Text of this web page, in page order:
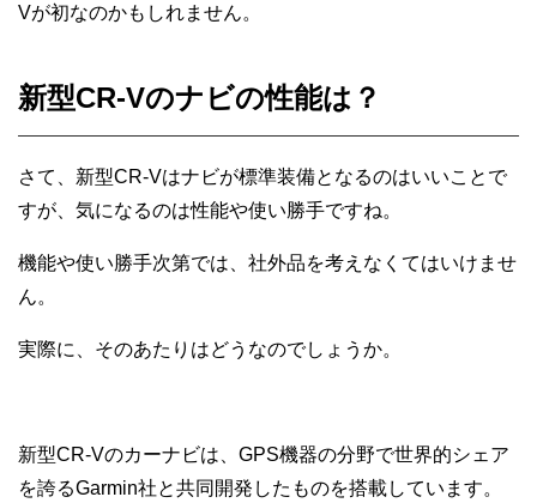
Vが初なのかもしれません。
新型CR-Vのナビの性能は？
さて、新型CR-Vはナビが標準装備となるのはいいことで
すが、気になるのは性能や使い勝手ですね。
機能や使い勝手次第では、社外品を考えなくてはいけませ
ん。
実際に、そのあたりはどうなのでしょうか。
新型CR-Vのカーナビは、GPS機器の分野で世界的シェア
を誇るGarmin社と共同開発したものを搭載しています。